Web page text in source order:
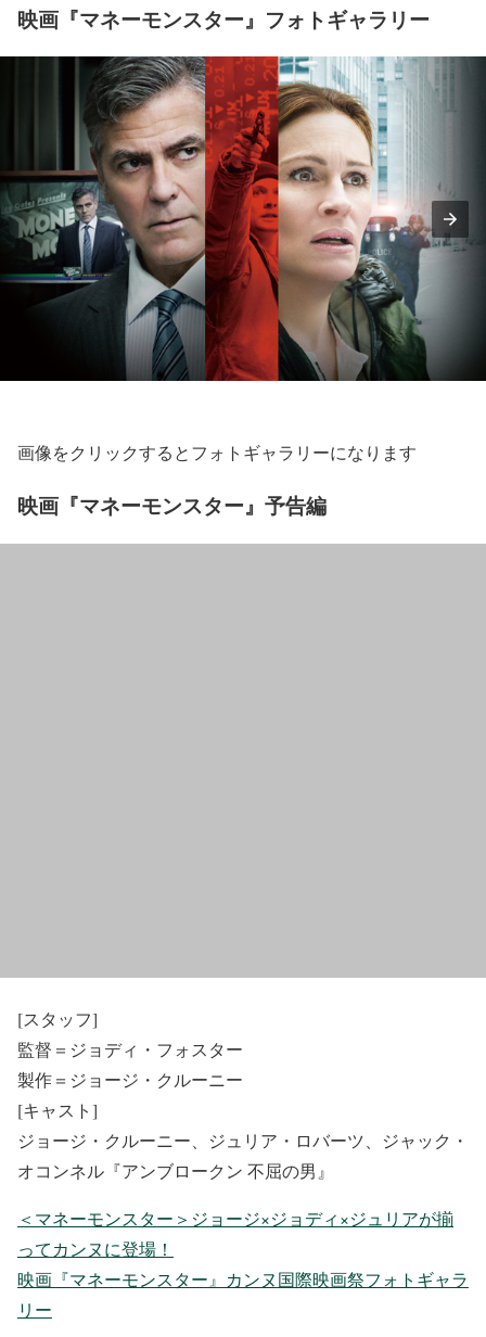
映画『マネーモンスター』フォトギャラリー
画像をクリックするとフォトギャラリーになります
映画『マネーモンスター』予告編
[スタッフ]
監督＝ジョディ・フォスター
製作＝ジョージ・クルーニー
[キャスト]
ジョージ・クルーニー、ジュリア・ロバーツ、ジャック・
オコンネル『アンブロークン 不屈の男』
＜マネーモンスター＞ジョージ×ジョディ×ジュリアが揃
ってカンヌに登場！
映画『マネーモンスター』カンヌ国際映画祭フォトギャラ
リー